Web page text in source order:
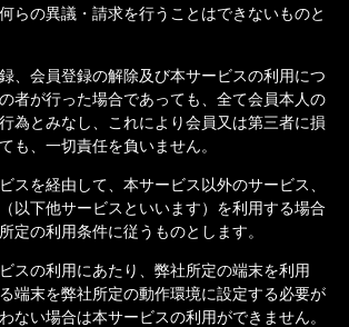
らの異議・請求を行うことはできないものと
、会員登録の解除及び本サービスの利用につ
者が行った場合であっても、全て会員本人の
為とみなし、これにより会員又は第三者に損
も、一切責任を負いません。
スを経由して、本サービス以外のサービス、
以下他サービスといいます）を利用する場合
定の利用条件に従うものとします。
スの利用にあたり、弊社所定の端末を利用
端末を弊社所定の動作環境に設定する必要が
ない場合は本サービスの利用ができません。